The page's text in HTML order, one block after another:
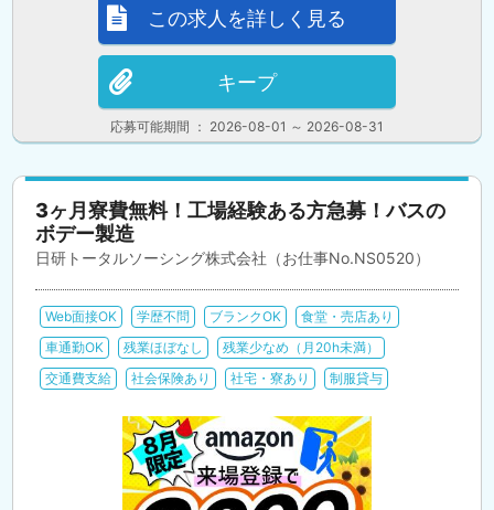
応募可能期間 ： 2026-08-01 ～ 2026-08-31
この求人を詳しく見る
キープ
3ヶ月寮費無料！工場経験ある方急募！バスの
ボデー製造
日研トータルソーシング株式会社（お仕事No.NS0520）
Web面接OK 学歴不問 ブランクOK
食堂・売店あり
車通勤OK
残業ほぼなし
残業少なめ（月20h未満）
交通費支給
社会保険あり 社宅・寮あり 制服貸与